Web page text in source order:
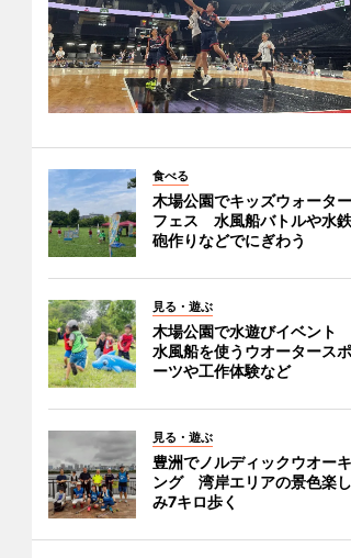
食べる
木場公園でキッズウォーター
フェス 水風船バトルや水鉄
砲作りなどでにぎわう
見る・遊ぶ
木場公園で水遊びイベント
水風船を使うウオータースポ
ーツや工作体験など
見る・遊ぶ
豊洲でノルディックウオーキ
ング 湾岸エリアの景色楽し
み7キロ歩く